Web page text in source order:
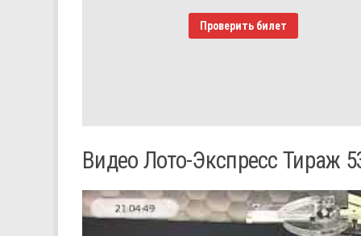
Проверить билет
Видео Лото-Экспресс Тираж